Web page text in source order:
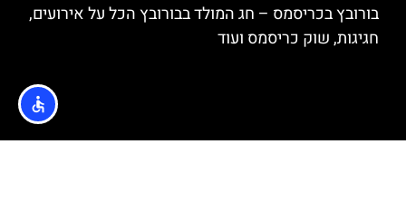
בורובץ בכריסמס – חג המולד בבורובץ הכל על אירועים,
חגיגות, שוק כריסמס ועוד